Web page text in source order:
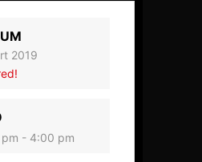
2019
- 4:00 pm